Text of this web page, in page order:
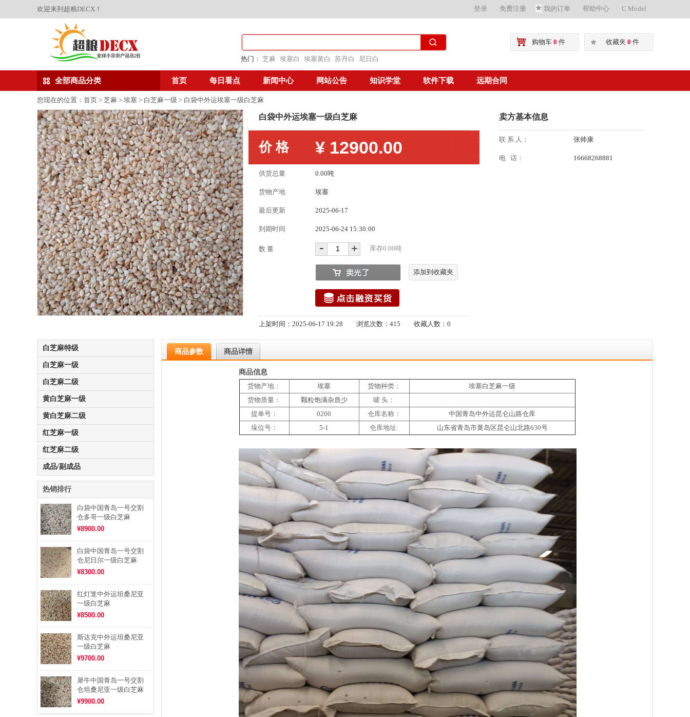
欢迎来到超粮DECX！ 登录 免费注册 我的订单 帮助中心 C Model
收藏夹 0 件
购物车 0 件
热门： 芝麻 埃塞白 埃塞黄白 苏丹白 尼日白
全部商品分类 首页 每日看点 新闻中心 网站公告 知识学堂 软件下载 远期合同
您现在的位置： 首页 > 芝麻 > 埃塞 > 白芝麻一级 > 白袋中外运埃塞一级白芝麻
白袋中外运埃塞一级白芝麻
价 格 ¥12900.00
供货总量 0.00吨
货物产地 埃塞
最后更新 2025-06-17
到期时间 2025-06-24 15:30:00
数 量 - + 库存0.00吨
添加到收藏夹
上架时间：2025-06-17 19:28 浏览次数：415 收藏人数：0
卖方基本信息
联 系 人： 张帅康
电 话： 16668268881
白芝麻特级
白芝麻一级
白芝麻二级
黄白芝麻一级
黄白芝麻二级
红芝麻一级
红芝麻二级
成品/副成品
热销排行
白袋中国青岛一号交割
仓多哥一级白芝麻
¥8900.00
白袋中国青岛一号交割
仓尼日尔一级白芝麻
¥8300.00
红灯笼中外运坦桑尼亚
一级白芝麻
¥8500.00
斯达克中外运坦桑尼亚
一级白芝麻
¥9700.00
犀牛中国青岛一号交割
仓坦桑尼亚一级白芝麻
¥9900.00
商品参数 商品详情
商品信息
货物产地：
埃塞 货物种类：
埃塞白芝麻一级
货物质量：
颗粒饱满杂质少
唛 头：
提单号：
0200 仓库名称：
中国青岛中外运昆仑山路仓库
垛位号：
5-1 仓库地址: 山东省青岛市黄岛区昆仑山北路630号